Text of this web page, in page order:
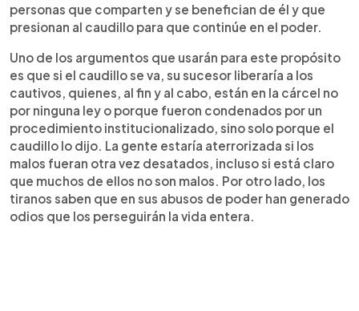
personas que comparten y se benefician de él y que
presionan al caudillo para que continúe en el poder.
Uno de los argumentos que usarán para este propósito
es que si el caudillo se va, su sucesor liberaría a los
cautivos, quienes, al fin y al cabo, están en la cárcel no
por ninguna ley o porque fueron condenados por un
procedimiento institucionalizado, sino solo porque el
caudillo lo dijo. La gente estaría aterrorizada si los
malos fueran otra vez desatados, incluso si está claro
que muchos de ellos no son malos. Por otro lado, los
tiranos saben que en sus abusos de poder han generado
odios que los perseguirán la vida entera.